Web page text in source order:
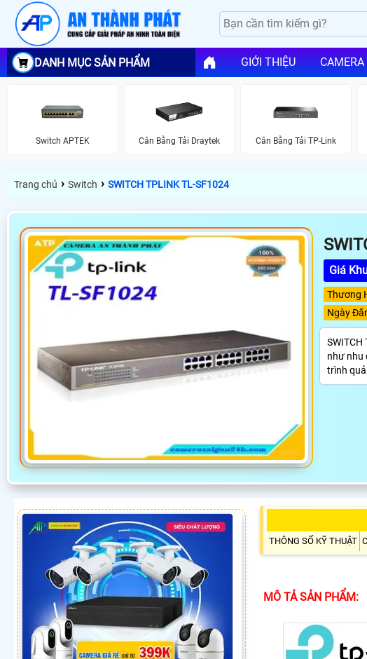
DANH MỤC SẢN PHẨM GIỚI THIỆU
Switch APTEK Cân Bằng Tải Draytek Cân Bằng Tải TP-Link
Trang chủ › Switch › SWITCH TPLINK TL-SF1024
Giá
Thương
Ngày
như nhu
trình
THÔNG SỐ KỸ THUẬT
MÔ TẢ SẢN PHẨM: